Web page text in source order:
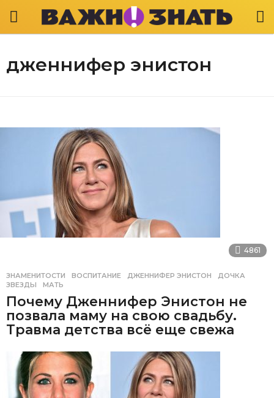
дженнифер энистон
4861
ЗНАМЕНИТОСТИ ВОСПИТАНИЕ ,ДЖЕННИФЕР ЭНИСТОН ,ДОЧКА
ЗВЕЗДЫ
,МАТЬ
Почему Дженнифер Энистон не
позвала маму на свою свадьбу.
Травма детства всё еще свежа